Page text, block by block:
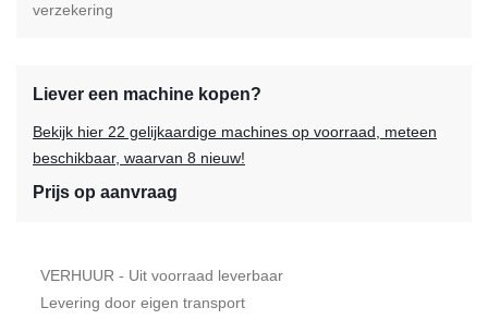
verzekering
Liever een machine kopen?
Bekijk hier 22 gelijkaardige machines op voorraad, meteen
beschikbaar, waarvan 8 nieuw!
Prijs op aanvraag
VERHUUR - Uit voorraad leverbaar
Levering door eigen transport